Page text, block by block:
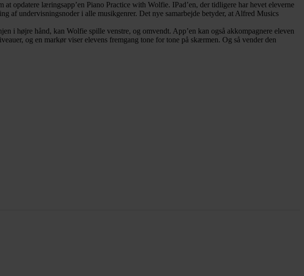
opdatere læringsappʼen Piano Practice with Wolfie. IPad’en, der tidligere har hevet eleverne
af undervisningsnoder i alle musikgenrer. Det nye samarbejde betyder, at Alfred Musics
i højre hånd, kan Wolfie spille venstre, og omvendt. App’en kan også akkompagnere eleven
og en markør viser elevens fremgang tone for tone på skærmen. Og så vender den